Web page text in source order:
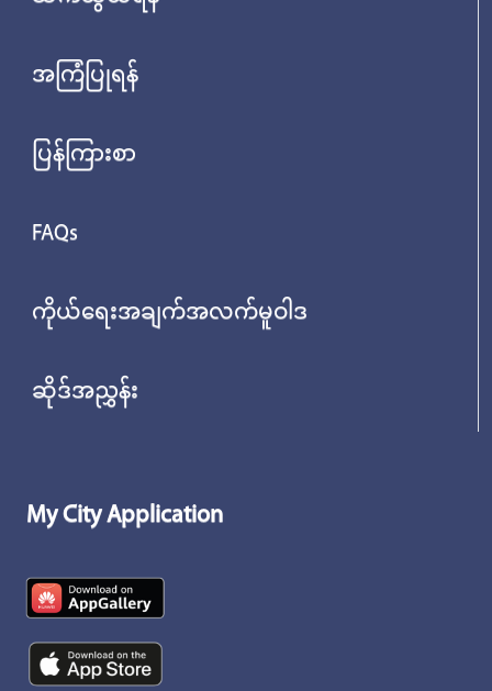
အကြံပြုရန်
ပြန်ကြားစာ
FAQs
ကိုယ်ရေးအချက်အလက်မူဝါဒ
ဆိုဒ်အညွှန်း
My City Application